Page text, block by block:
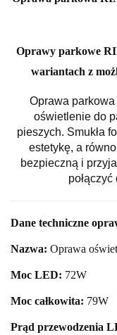
Oprawy parkowe
wariantach z
Oprawa
oświetlenie do
pieszych. Smukła
estetykę, a
bezpieczną i
Dane techniczne
Nazwa: Oprawa
Moc LED: 72W
Moc całkowita: 79W
Prąd przewodzenia